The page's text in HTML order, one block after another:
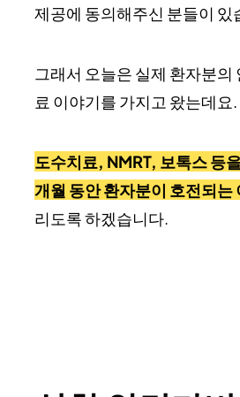
제공에 동의해주신 분들이 있
그래서 오늘은 실제 환자분의
료 이야기를 가지고 왔는데요.
도수치료, NMRT, 보톡스 등
개월 동안 환자분이 호전되는
리도록 하겠습니다.